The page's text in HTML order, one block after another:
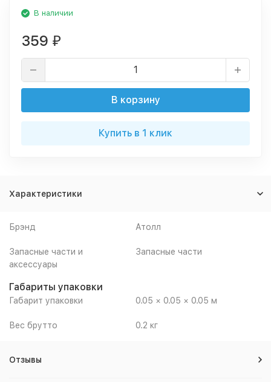
В наличии
359 ₽
В корзину
Купить в 1 клик
Характеристики
Брэнд Атолл
Запасные части и
аксессуары
Запасные части
Габариты упаковки
Габарит упаковки 0.05 × 0.05 × 0.05 м
Вес брутто 0.2 кг
Отзывы